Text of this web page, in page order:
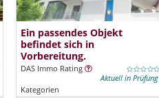
Ein passendes Objekt
befindet sich in
Vorbereitung.
DAS Immo Rating
Aktuell in Prüfung
Kategorien